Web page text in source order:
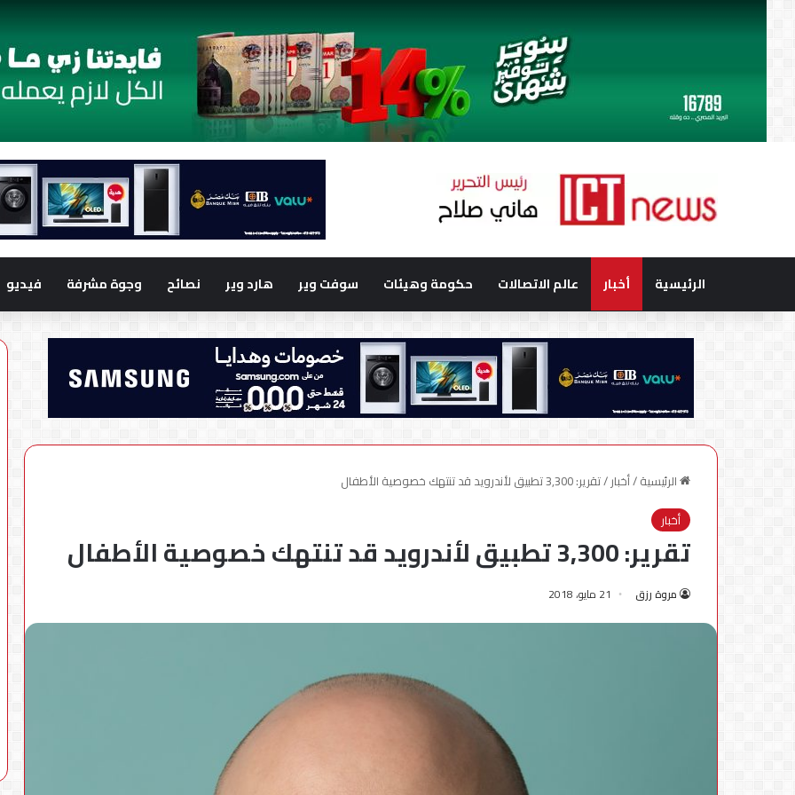
الرئيسية أخبار عالم الاتصالات حكومة وهيئات سوفت وير هارد وير نصائح وجوة مشرفة فيديو
الرئيسية/أخبار/تقرير: 3,300 تطبيق لأندرويد قد تنتهك خصوصية الأطفال
أخبار
تقرير: 3,300 تطبيق لأندرويد قد تنتهك خصوصية الأطفال
مروة رزق 21 مايو، 2018